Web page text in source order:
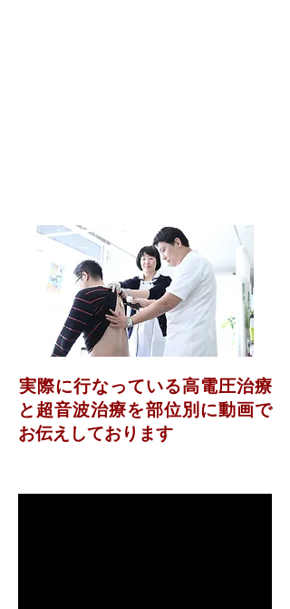
​実際に行なっている高電圧治療
と超音波治療を部位別に動画で
お伝えしております